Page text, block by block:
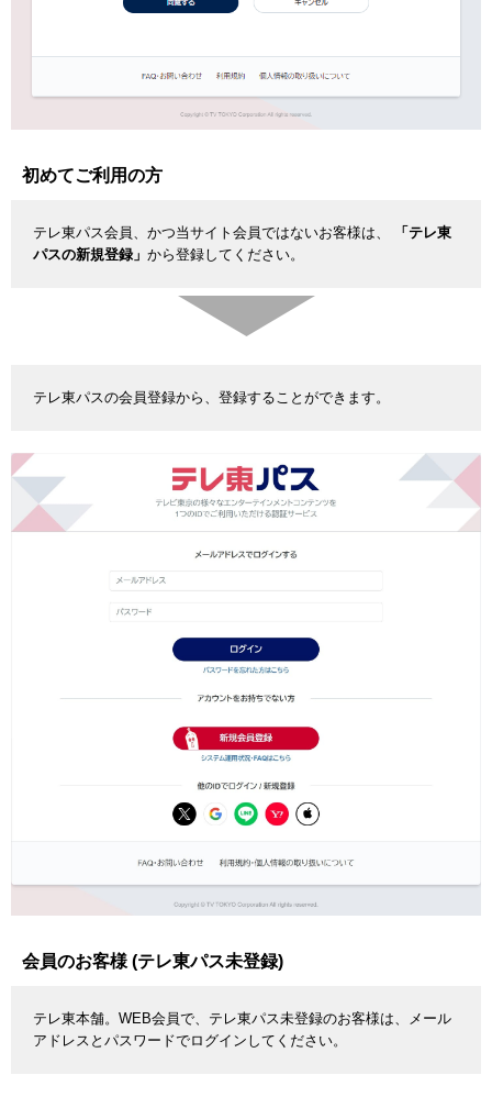
初めてご利用の方
テレ東パス会員、かつ当サイト会員ではないお客様は、
「テレ東
パスの新規登録」 から登録してください。
テレ東パスの会員登録から、登録することができます。
会員のお客様 (テレ東パス未登録)
テレ東本舗。WEB会員で、テレ東パス未登録のお客様は、メール
アドレスとパスワードでログインしてください。